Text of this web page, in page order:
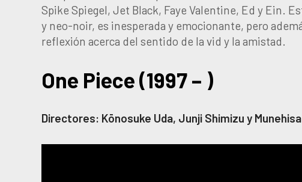
Spike Spiegel, Jet Black, Faye Valentine, Ed y Ein.
y neo-noir, es inesperada y emocionante, pero
reflexión acerca del sentido de la vid y la amistad.
One Piece (1997 – )
Directores: Kōnosuke Uda, Junji Shimizu y